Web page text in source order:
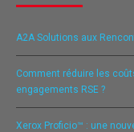
A2A Solutions aux
Comment réduire les
engagements RSE ?
Xerox Proficio™ : une